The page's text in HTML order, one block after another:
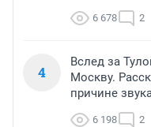
6 678 2
4
Вслед за
Москву.
причине
6 198 2